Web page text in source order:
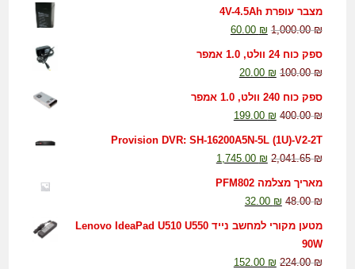
מצבר עופרת 4V-4.5Ah
1,000.00₪
60.00 ₪
ספק כוח 24 וולט, 1.0 אמפר
100.00₪
20.00 ₪
ספק כוח 240 וולט, 1.0 אמפר
400.00₪
199.00 ₪
Provision DVR: SH-16200A5N-5L (1U)-V2-2T
2,041.65₪
1,745.00 ₪
מאריך מצלמה PFM802
48.00₪
32.00 ₪
מטען מקורי למחשב נייד Lenovo IdeaPad U510 U550
90W
224.00₪
152.00 ₪